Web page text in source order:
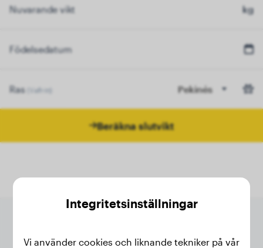
Nuvarande vikt kg
Födelsedatum
Ras (Valfritt) Pekinés
Beräkna slutvikt
Integritetsinställningar
Vi använder cookies och liknande tekniker på vår